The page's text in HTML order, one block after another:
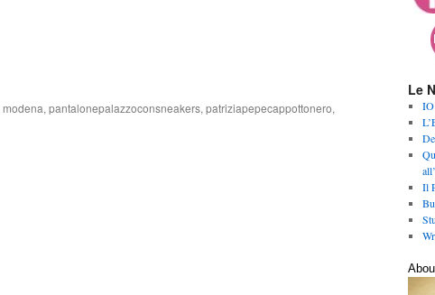
modena, pantalonepalazzoconsneakers, patriziapepecappottonero,
Le
Il